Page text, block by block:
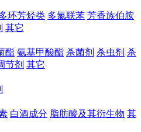
环芳烃类 多氯联苯 芳香族伯胺
其它
酯 氨基甲酸酯 杀菌剂 杀虫剂 杀
节剂 其它
白酒成分 脂肪酸及其衍生物 其